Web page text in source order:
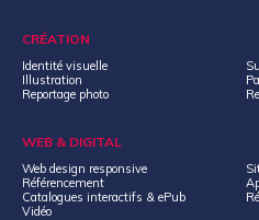
CRÉATION
Identité visuelle
Illustration
Reportage photo
WEB & DIGITAL
Web design responsive
Référencement
Catalogues interactifs & ePub
Vidéo